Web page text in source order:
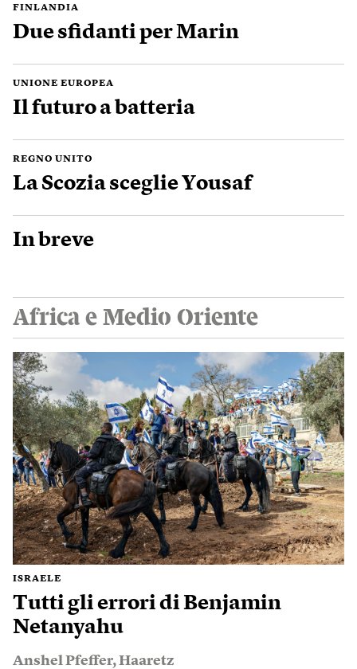
FINLANDIA
Due sfidanti per Marin
UNIONE EUROPEA
Il futuro a batteria
REGNO UNITO
La Scozia sceglie Yousaf
In breve
Africa e Medio Oriente
ISRAELE
Tutti gli errori di Benjamin
Netanyahu
Anshel Pfeffer,Haaretz